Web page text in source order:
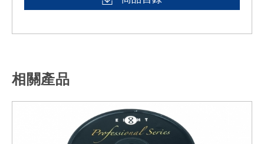
相關產品